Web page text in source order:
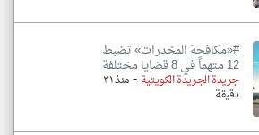
#«مكافحة المخدرات» تضبط
12 متهماً في 8 قضايا مختلفة
جريدة الجريدة الكويتية - منذ ٣١
دقيقة